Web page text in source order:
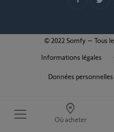
Où acheter
© 2022 Somfy – Tous
Informations légales
Données personnelles